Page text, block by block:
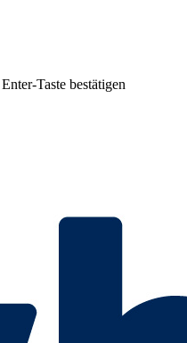
Taste bestätigen